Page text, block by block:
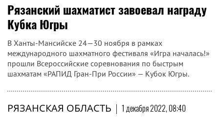
Рязанский шахматист завоевал награду
Кубка Югры
В Ханты-Мансийске 24—30 ноября в рамках
международного шахматного фестиваля «Игра началась!»
прошли Всероссийские соревнования по быстрым
шахматам «РАПИД Гран-При России» — Кубок Югры.
РЯЗАНСКАЯ ОБЛАСТЬ | 1 декабря 2022, 08:40